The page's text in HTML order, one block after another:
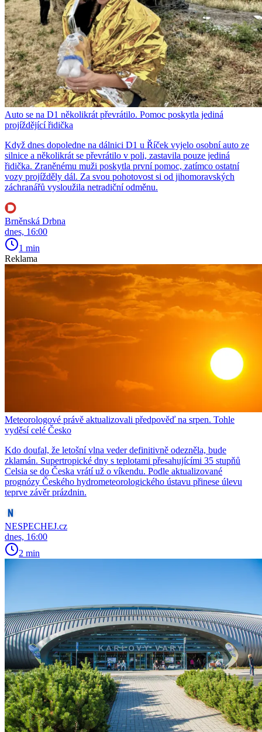
Auto se na D1 několikrát převrátilo. Pomoc poskytla jediná
projíždějící řidička
Když dnes dopoledne na dálnici D1 u Říček vyjelo osobní auto ze
silnice a několikrát se převrátilo v poli, zastavila pouze jediná
řidička. Zraněnému muži poskytla první pomoc, zatímco ostatní
vozy projížděly dál. Za svou pohotovost si od jihomoravských
záchranářů vysloužila netradiční odměnu.
Brněnská Drbna
dnes, 16:00
1 min
Reklama
Meteorologové právě aktualizovali předpověď na srpen. Tohle
vyděsí celé Česko
Kdo doufal, že letošní vlna veder definitivně odezněla, bude
zklamán. Supertropické dny s teplotami přesahujícími 35 stupňů
Celsia se do Česka vrátí už o víkendu. Podle aktualizované
prognózy Českého hydrometeorologického ústavu přinese úlevu
teprve závěr prázdnin.
NESPECHEJ.cz
dnes, 16:00
2 min